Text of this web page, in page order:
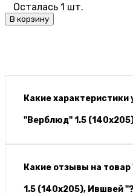
Осталась 1 шт.
В корзину
Какие характеристики
"Верблюд" 1.5
Какие отзывы на
1.5 (140х205), Ившвей "?